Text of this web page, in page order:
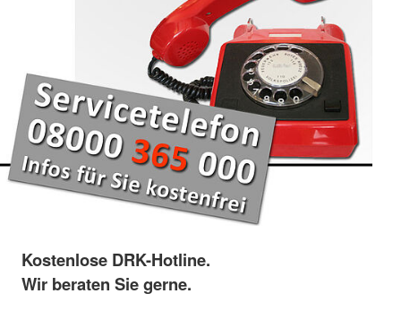
Kostenlose DRK-Hotline.
Wir beraten Sie gerne.